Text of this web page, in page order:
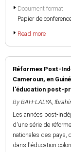
Document format
Papier de
Read more
Réformes Post-
Cameroun, en
l'éducation post-
By BAH-LALYA,
Les années post-
d'une série de
nationales des pays,
dans l'éducation